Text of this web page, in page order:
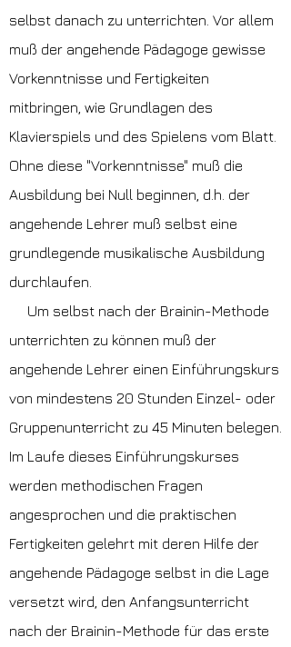
selbst danach zu unterrichten. Vor allem
muß der angehende Pädagoge gewisse
Vorkenntnisse und Fertigkeiten
mitbringen, wie Grundlagen des
Klavierspiels und des Spielens vom Blatt.
Ohne diese "Vorkenntnisse" muß die
Ausbildung bei Null beginnen, d.h. der
angehende Lehrer muß selbst eine
grundlegende musikalische Ausbildung
durchlaufen.
Um selbst nach der Brainin-Methode
unterrichten zu können muß der
angehende Lehrer einen Einführungskurs
von mindestens 20 Stunden Einzel- oder
Gruppenunterricht zu 45 Minuten belegen.
Im Laufe dieses Einführungskurses
werden methodischen Fragen
angesprochen und die praktischen
Fertigkeiten gelehrt mit deren Hilfe der
angehende Pädagoge selbst in die Lage
versetzt wird, den Anfangsunterricht
nach der Brainin-Methode für das erste